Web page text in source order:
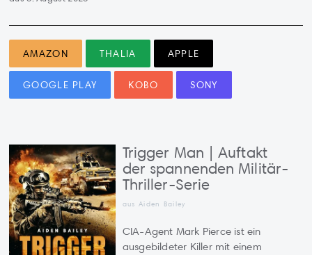
AMAZON THALIA APPLE
GOOGLE PLAY KOBO SONY
Trigger Man | Auftakt
der spannenden Militär-
Thriller-Serie
aus Aiden Bailey
CIA-Agent Mark Pierce ist ein
ausgebildeter Killer mit einem